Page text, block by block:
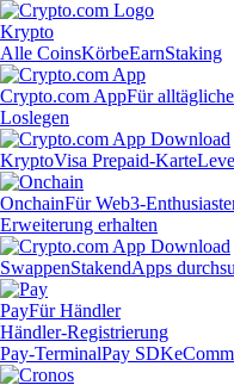
Krypto
Alle CoinsKörbeEarnStaking
Crypto.com AppFür
Loslegen
KryptoVisa Prepaid-Karte
OnchainFür Web3-
Erweiterung erhalten
SwappenStakendApps
PayFür Händler
Händler-Registrierung
Pay-TerminalPay SDK